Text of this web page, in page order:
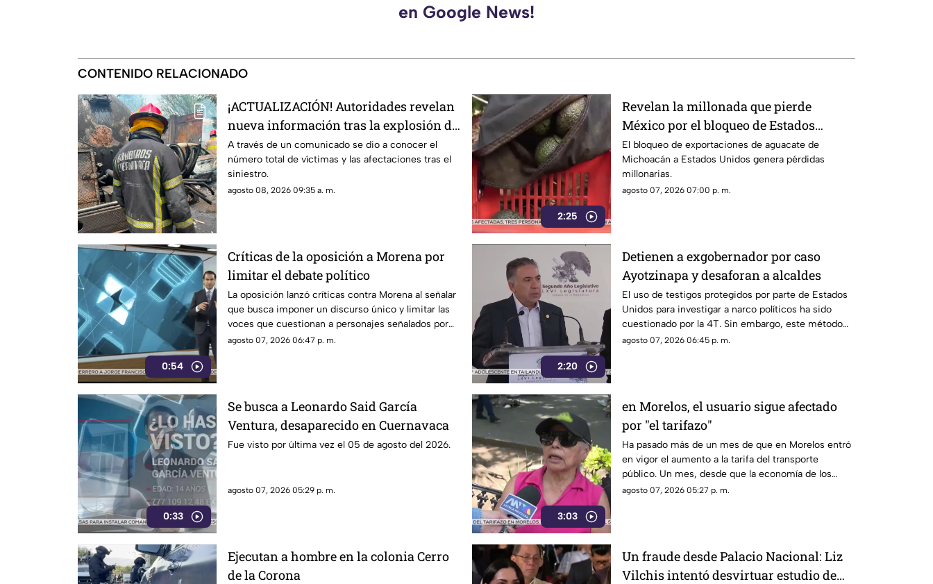
en Google News!
CONTENIDO RELACIONADO
¡ACTUALIZACIÓN! Autoridades revelan
nueva información tras la explosión de
la pipa de gas LP en Cuernavaca
A través de un comunicado se dio a conocer el
número total de víctimas y las afectaciones tras el
siniestro.
agosto 08, 2026 09:35 a. m.
2:25
Revelan la millonada que pierde
México por el bloqueo de Estados
Unidos al aguacate de Michoacán
El bloqueo de exportaciones de aguacate de
Michoacán a Estados Unidos genera pérdidas
millonarias.
agosto 07, 2026 07:00 p. m.
0:54
Críticas de la oposición a Morena por
limitar el debate político
La oposición lanzó críticas contra Morena al señalar
que busca imponer un discurso único y limitar las
voces que cuestionan a personajes señalados por
presuntos vínculos con la narcopolítica de la 4T.
agosto 07, 2026 06:47 p. m.
2:20
Detienen a exgobernador por caso
Ayotzinapa y desaforan a alcaldes
El uso de testigos protegidos por parte de Estados
Unidos para investigar a narco políticos ha sido
cuestionado por la 4T. Sin embargo, este método
también ha colocado bajo la lupa a funcionarios y
agosto 07, 2026 06:45 p. m.
0:33
Se busca a Leonardo Said García
Ventura, desaparecido en Cuernavaca
Fue visto por última vez el 05 de agosto del 2026.
agosto 07, 2026 05:29 p. m.
3:03
en Morelos, el usuario sigue afectado
por "el tarifazo"
Ha pasado más de un mes de que en Morelos entró
en vigor el aumento a la tarifa del transporte
público. Un mes, desde que la economía de los
morelenses se vio afectada y los ciudadanos
agosto 07, 2026 05:27 p. m.
Ejecutan a hombre en la colonia Cerro
de la Corona
Un fraude desde Palacio Nacional: Liz
Vilchis intentó desvirtuar estudio de